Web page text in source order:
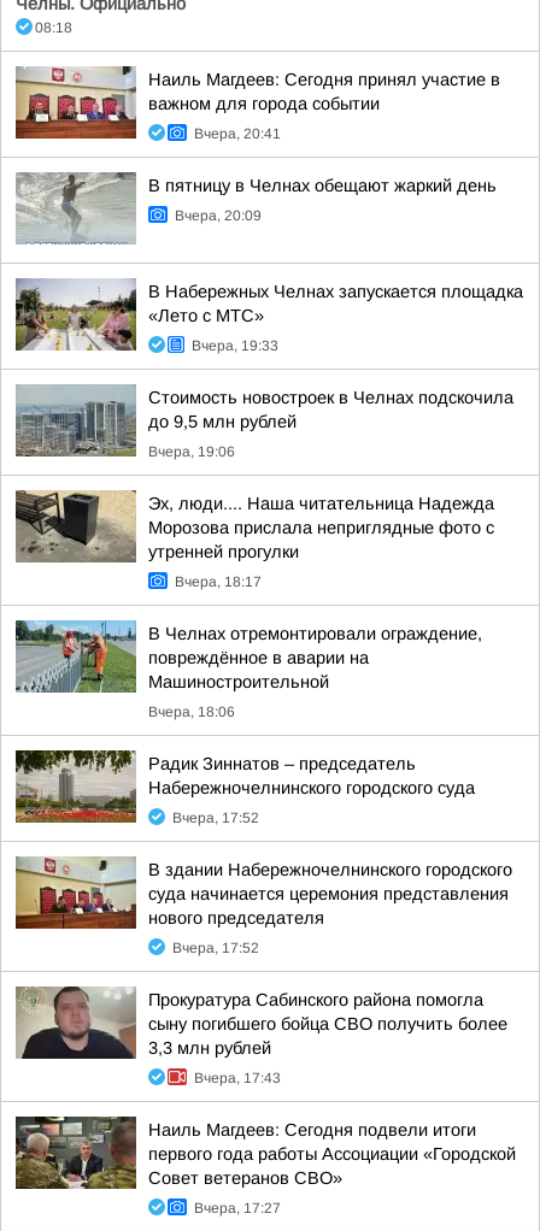
08:18
Наиль Магдеев: Сегодня принял участие в
важном для города событии
Вчера, 20:41
В пятницу в Челнах обещают жаркий день
Вчера, 20:09
В Набережных Челнах запускается площадка
«Лето с МТС»
Вчера, 19:33
Стоимость новостроек в Челнах подскочила
до 9,5 млн рублей
Вчера, 19:06
Эх, люди.... Наша читательница Надежда
Морозова прислала неприглядные фото с
утренней прогулки
Вчера, 18:17
В Челнах отремонтировали ограждение,
повреждённое в аварии на
Машиностроительной
Вчера, 18:06
Радик Зиннатов – председатель
Набережночелнинского городского суда
Вчера, 17:52
В здании Набережночелнинского городского
суда начинается церемония представления
нового председателя
Вчера, 17:52
Прокуратура Сабинского района помогла
сыну погибшего бойца СВО получить более
3,3 млн рублей
Вчера, 17:43
Наиль Магдеев: Сегодня подвели итоги
первого года работы Ассоциации «Городской
Совет ветеранов СВО»
Вчера, 17:27